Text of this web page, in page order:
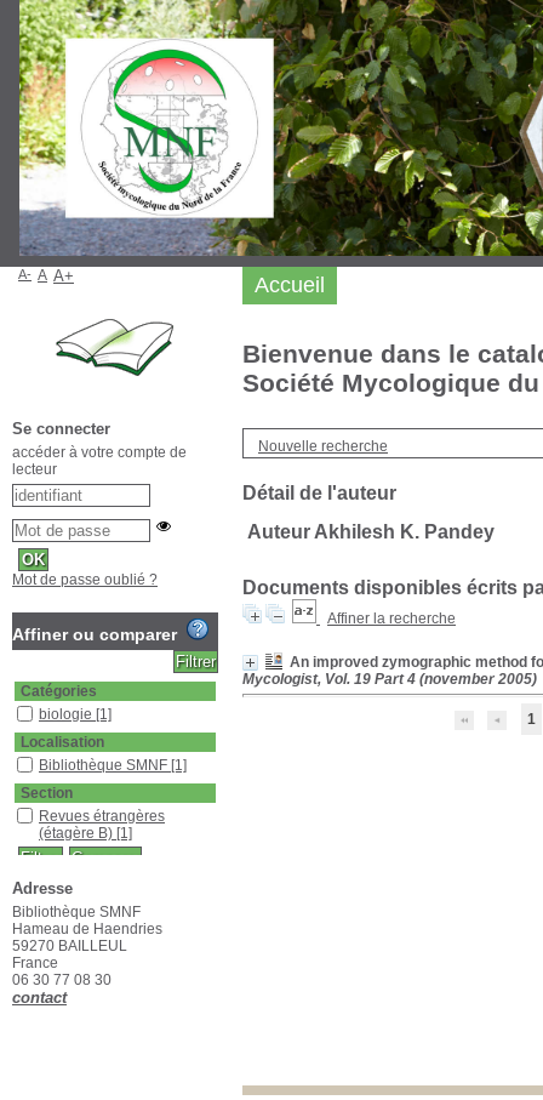
Bienvenue dans le
Société Mycologique
Nouvelle recherche
Détail de l'auteur
Auteur Akhilesh K. Pandey
Documents disponibles écrits
Affiner la recherche
An improved zymographic method
Mycologist, Vol. 19 Part 4 (november 2005)
1
Accueil
A- A A+
Se connecter
accéder à votre compte de
lecteur
Mot de passe oublié ?
Affiner ou comparer
Catégories
biologie [1]
Localisation
Bibliothèque SMNF [1]
Section
Revues étrangères
(étagère B) [1]
Adresse
Bibliothèque SMNF
Hameau de Haendries
59270 BAILLEUL
France
06 30 77 08 30
contact